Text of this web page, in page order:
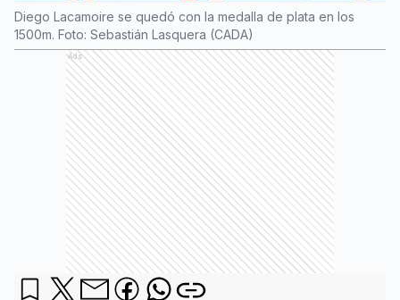
Diego Lacamoire se quedó con la medalla de plata en los
1500m. Foto: Sebastián Lasquera (CADA)
Ads